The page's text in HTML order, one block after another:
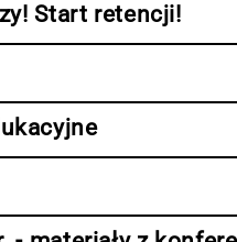
Start retencji!